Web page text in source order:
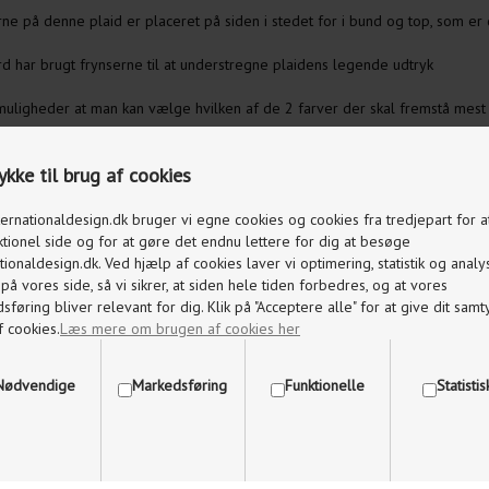
til brug af cookies
bruger vi egne cookies og cookies fra tredjepart for
side og for at gøre det endnu lettere for dig at besøge
Ved hjælp af cookies laver vi optimering, statistik og
vores side, så vi sikrer, at siden hele tiden forbedres, og at vores
bliver relevant for dig. Klik på "Acceptere alle" for at give dit
cookies.Læs mere om brugen af cookies her
Markedsføring Funktionelle
på denne plaid er placeret på siden i stedet for i bund og top, som er
har brugt frynserne til at understregne plaidens legende udtryk
at man kan vælge hvilken af de 2 farver der skal fremstå
andre farver, se nedenstående relaterede varer
INTERESSERET I FØLGENDE PRODUKTER
BLUE
FRANJA PLAID SILKEBORG
ULDSPINDERI BURGUNDY LIGHT
BLUE